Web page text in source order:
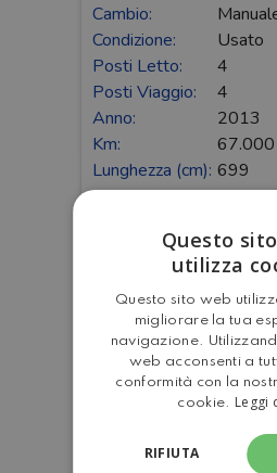
Cambio:
Condizione:
Usato
Posti Letto:
4
Posti Viaggio:
4
Anno:
2013
Km:
67.000
Lunghezza (cm): 699
Prezzo:
€
VIDEO
Questo
utilizza
Questo sito web
migliorare la tua
navigazione.
web acconsenti a
conformità con la
cookie. Leggi
RIFIUTA